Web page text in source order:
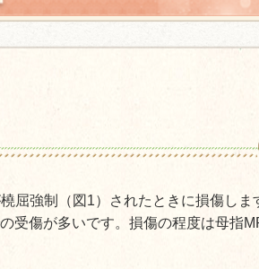
屈強制（図1）されたときに損傷しま
受傷が多いです。損傷の程度は母指